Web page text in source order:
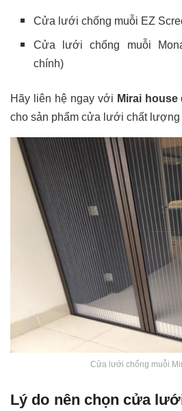
Cửa lưới chống muỗi EZ
Cửa lưới chống muỗi
chính)
Hãy liên hệ ngay với Mirai house
cho sản phẩm cửa lưới chất lượng
Cửa lưới chống muỗi
Lý do nên chọn cửa